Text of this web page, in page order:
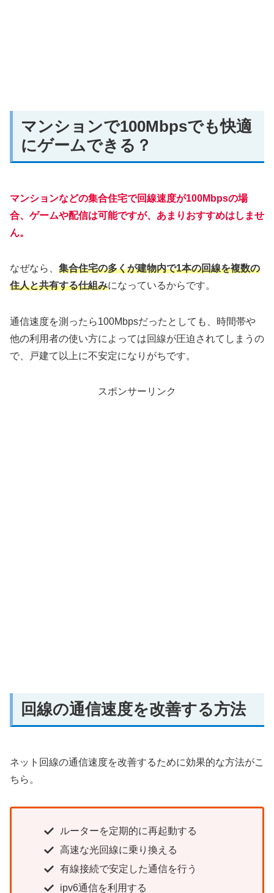
マンションで100Mbpsでも快適
にゲームできる？
マンションなどの集合住宅で回線速度が100Mbpsの場
合、ゲームや配信は可能ですが、あまりおすすめはしませ
ん。
なぜなら、 集合住宅の多くが建物内で1本の回線を複数の
住人と共有する仕組みになっているからです。
通信速度を測ったら100Mbpsだったとしても、時間帯や
他の利用者の使い方によっては回線が圧迫されてしまうの
で、戸建て以上に不安定になりがちです。
スポンサーリンク
回線の通信速度を改善する方法
ネット回線の通信速度を改善するために効果的な方法がこ
ちら。
ルーターを定期的に再起動する
高速な光回線に乗り換える
有線接続で安定した通信を行う
ipv6通信を利用する